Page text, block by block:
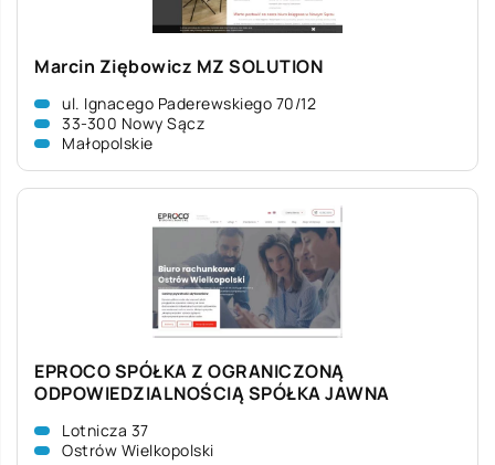
Marcin Ziębowicz MZ SOLUTION
ul. Ignacego Paderewskiego 70/12
33-300 Nowy Sącz
Małopolskie
EPROCO SPÓŁKA Z OGRANICZONĄ
ODPOWIEDZIALNOŚCIĄ SPÓŁKA JAWNA
Lotnicza 37
Ostrów Wielkopolski